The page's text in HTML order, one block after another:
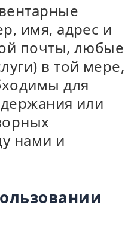
имя, адрес и
почты, любые
в той мере,
для
или
нами и